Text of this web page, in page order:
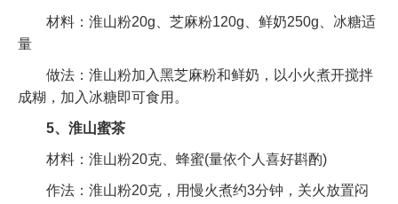
材料：淮山粉20g、芝麻粉120g、鲜奶250g、冰糖适
量
做法：淮山粉加入黑芝麻粉和鲜奶，以小火煮开搅拌
成糊，加入冰糖即可食用。
5、淮山蜜茶
材料：淮山粉20克、蜂蜜(量依个人喜好斟酌)
作法：淮山粉20克，用慢火煮约3分钟，关火放置闷